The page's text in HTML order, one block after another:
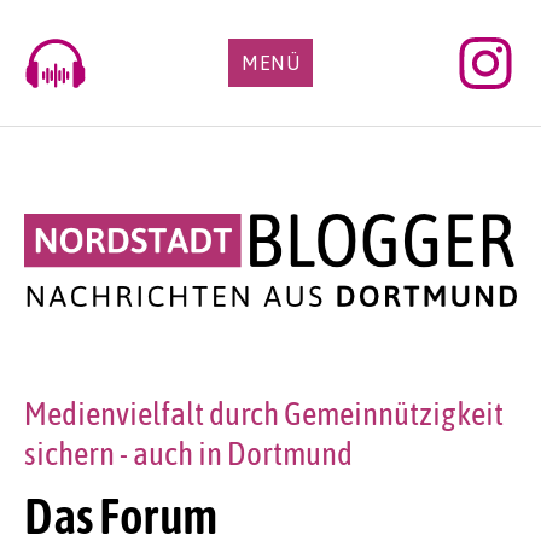
content
MENÜ
Das Forum
Medienvielfalt durch Gemeinnützigkeit
sichern - auch in Dortmund